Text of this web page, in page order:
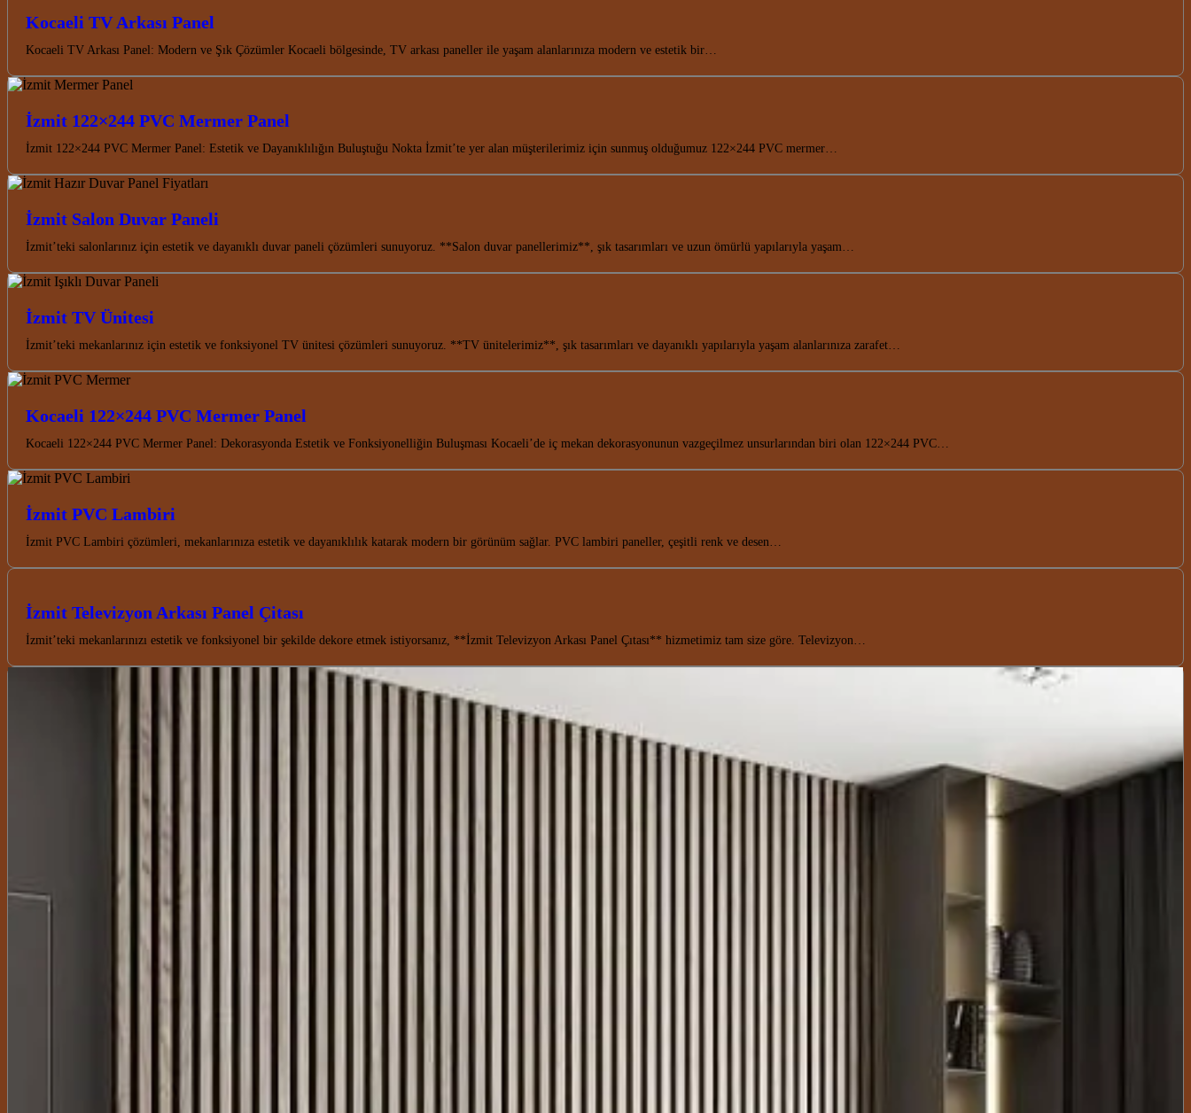
Kocaeli TV Arkası Panel
Kocaeli TV Arkası Panel: Modern ve Şık Çözümler Kocaeli bölgesinde, TV arkası paneller ile yaşam alanlarınıza modern ve estetik bir…
İzmit 122×244 PVC Mermer Panel
İzmit 122×244 PVC Mermer Panel: Estetik ve Dayanıklılığın Buluştuğu Nokta İzmit’te yer alan müşterilerimiz için sunmuş olduğumuz 122×244 PVC mermer…
İzmit Salon Duvar Paneli
İzmit’teki salonlarınız için estetik ve dayanıklı duvar paneli çözümleri sunuyoruz. **Salon duvar panellerimiz**, şık tasarımları ve uzun ömürlü yapılarıyla yaşam…
İzmit TV Ünitesi
İzmit’teki mekanlarınız için estetik ve fonksiyonel TV ünitesi çözümleri sunuyoruz. **TV ünitelerimiz**, şık tasarımları ve dayanıklı yapılarıyla yaşam alanlarınıza zarafet…
Kocaeli 122×244 PVC Mermer Panel
Kocaeli 122×244 PVC Mermer Panel: Dekorasyonda Estetik ve Fonksiyonelliğin Buluşması Kocaeli’de iç mekan dekorasyonunun vazgeçilmez unsurlarından biri olan 122×244 PVC…
İzmit PVC Lambiri
İzmit PVC Lambiri çözümleri, mekanlarınıza estetik ve dayanıklılık katarak modern bir görünüm sağlar. PVC lambiri paneller, çeşitli renk ve desen…
İzmit Televizyon Arkası Panel Çitası
İzmit’teki mekanlarınızı estetik ve fonksiyonel bir şekilde dekore etmek istiyorsanız, **İzmit Televizyon Arkası Panel Çıtası** hizmetimiz tam size göre. Televizyon…